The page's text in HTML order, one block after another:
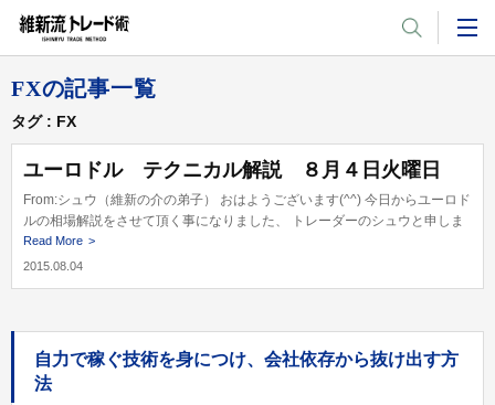
FXの記事一覧
タグ FX
ユーロドル テクニカル解説 ８月４日火曜日
From:シュウ（維新の介の弟子） おはようございます(^^) 今日からユーロド
ルの相場解説をさせて頂く事になりました、 トレーダーのシュウと申しま
す。 …
Read More
2015.08.04
自力で稼ぐ技術を身につけ、会社依存から抜け出す方
法